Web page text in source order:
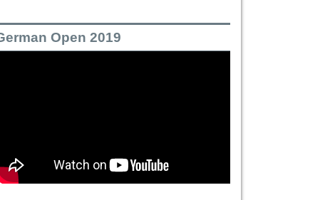
Open 2019